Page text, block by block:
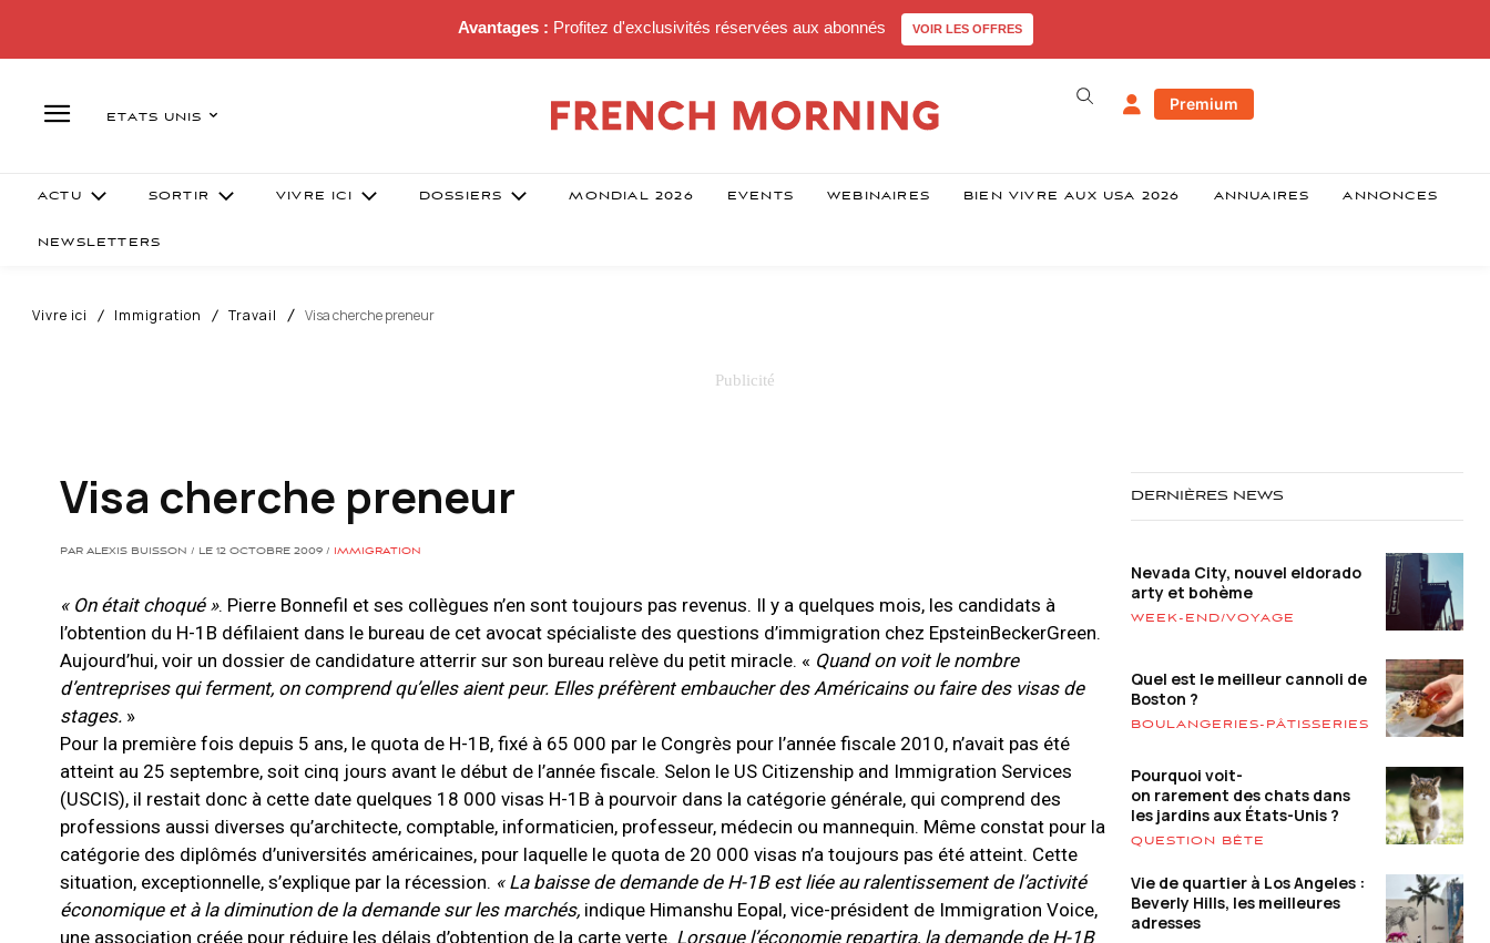
Avantages : Profitez d'exclusivités réservées aux abonnés VOIR LES OFFRES
ETATS UNIS
Premium
ACTU SORTIR VIVRE ICI DOSSIERS MONDIAL 2026 EVENTS WEBINAIRES BIEN VIVRE AUX USA 2026 ANNUAIRES ANNONCES
NEWSLETTERS
Vivre ici Immigration Travail Visa cherche preneur
Visa cherche preneur
PAR ALEXIS BUISSON / LE 12 OCTOBRE 2009 / IMMIGRATION
« On était choqué ». Pierre Bonnefil et ses collègues n’en sont toujours pas revenus. Il y a quelques mois, les candidats à
l’obtention du H-1B défilaient dans le bureau de cet avocat spécialiste des questions d’immigration chez EpsteinBeckerGreen.
Aujourd’hui, voir un dossier de candidature atterrir sur son bureau relève du petit miracle. « Quand on voit le nombre
d’entreprises qui ferment, on comprend qu’elles aient peur. Elles préfèrent embaucher des Américains ou faire des visas de
stages. »
Pour la première fois depuis 5 ans, le quota de H-1B, fixé à 65 000 par le Congrès pour l’année fiscale 2010, n’avait pas été
atteint au 25 septembre, soit cinq jours avant le début de l’année fiscale. Selon le US Citizenship and Immigration Services
(USCIS), il restait donc à cette date quelques 18 000 visas H-1B à pourvoir dans la catégorie générale, qui comprend des
professions aussi diverses qu’architecte, comptable, informaticien, professeur, médecin ou mannequin. Même constat pour la
catégorie des diplômés d’universités américaines, pour laquelle le quota de 20 000 visas n’a toujours pas été atteint. Cette
situation, exceptionnelle, s’explique par la récession. « La baisse de demande de H-1B est liée au ralentissement de l’activité
économique et à la diminution de la demande sur les marchés, indique Himanshu Eopal, vice-président de Immigration Voice,
une association créée pour réduire les délais d’obtention de la carte verte. Lorsque l’économie repartira, la demande de H-1B
DERNIÈRES NEWS
Nevada City, nouvel eldorado
arty et bohème
WEEK-END/VOYAGE
Quel est le meilleur cannoli de
Boston ?
BOULANGERIES-PÂTISSERIES
Pourquoi voit-
on rarement des chats dans
les jardins aux États-Unis ?
QUESTION BÊTE
Vie de quartier à Los Angeles :
Beverly Hills, les meilleures
adresses